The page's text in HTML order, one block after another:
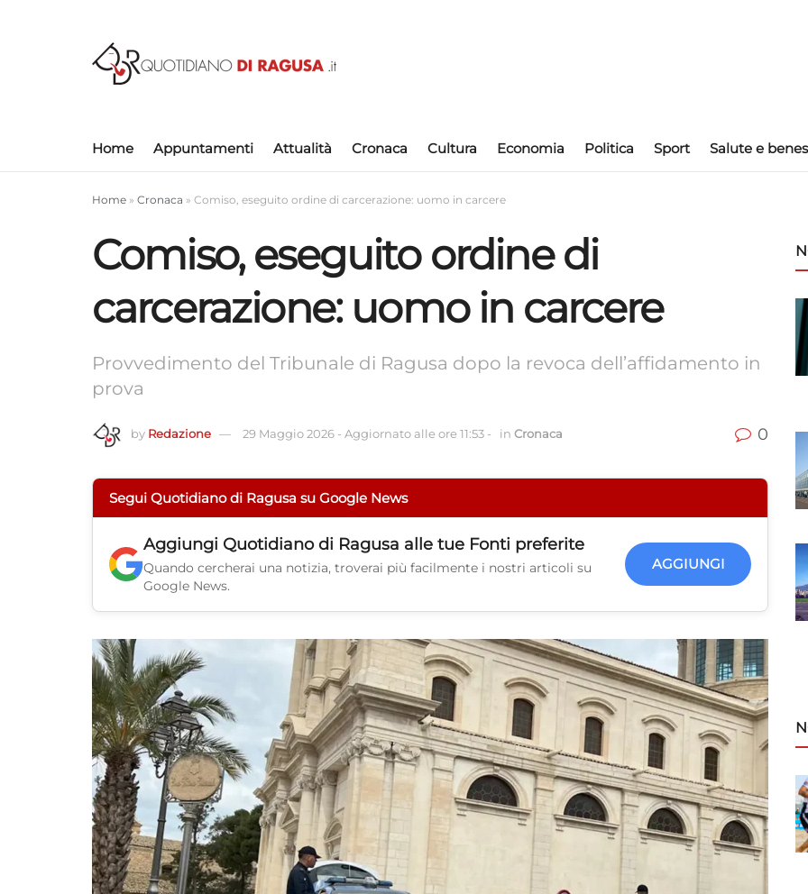
Home Appuntamenti Attualità Cronaca Cultura Economia Politica Sport Salute e
Home » Cronaca » Comiso, eseguito ordine di carcerazione: uomo in carcere
Comiso, eseguito ordine di
carcerazione: uomo in carcere
Provvedimento del Tribunale di Ragusa dopo la revoca dell’affidamento in
prova
by Redazione 29 Maggio 2026 - Aggiornato alle ore 11:53 - in Cronaca 0
Segui Quotidiano di Ragusa su Google News
Aggiungi Quotidiano di Ragusa alle tue Fonti preferite
Quando cercherai una notizia, troverai più facilmente i nostri articoli su
Google News.
AGGIUNGI